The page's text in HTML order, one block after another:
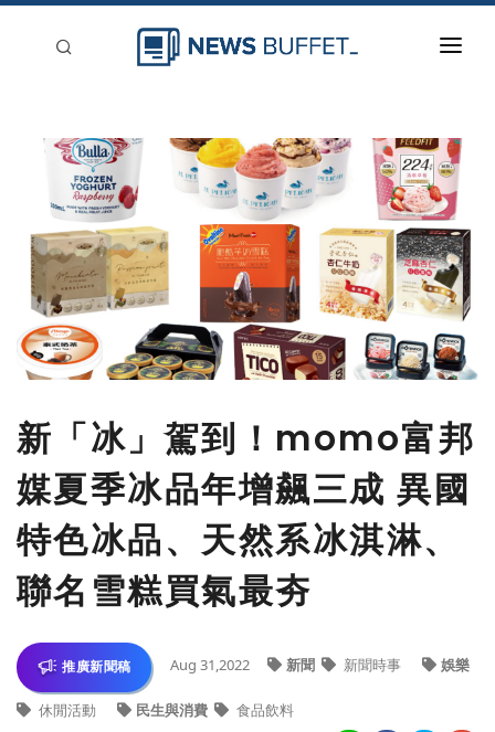
新聞稿分類
登入
刊登
新「冰」駕到！momo富邦
媒夏季冰品年增飆三成 異國
特色冰品、天然系冰淇淋、
聯名雪糕買氣最夯
推廣新聞稿 Aug 31,2022 新聞 新聞時事 娛樂
休閒活動 民生與消費 食品飲料